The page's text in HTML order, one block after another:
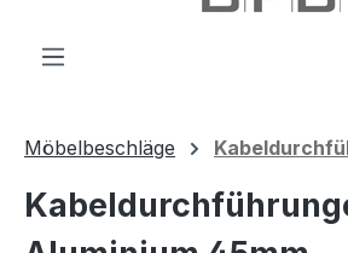
Möbelbeschläge